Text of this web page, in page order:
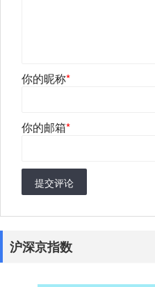
你的昵称*
你的邮箱*
提交评论
沪深京指数